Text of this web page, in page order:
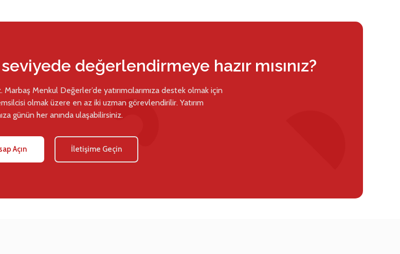
değerlendirmeye hazır mısınız?
Menkul Değerler’de yatırımcılarımıza destek olmak için
olmak üzere en az iki uzman görevlendirilir. Yatırım
günün her anında ulaşabilirsiniz.
Açın İletişime Geçin